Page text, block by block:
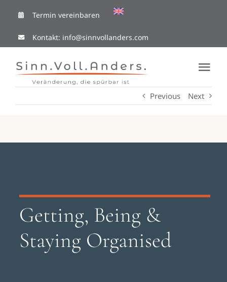
content
Kontakt: info@sinnvollanders.com
Termin vereinbaren
Über Mich
for:
Previous Next
Getting, Being &
Staying Organised